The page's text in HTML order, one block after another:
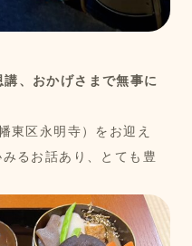
、おかげさまで無事に
東区永明寺）をお迎え
るお話あり、とても豊